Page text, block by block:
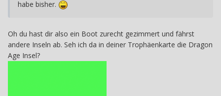
habe bisher.
Oh du hast dir also ein Boot zurecht gezimmert und fährst
andere Inseln ab. Seh ich da in deiner Trophäenkarte die Dragon
Age Insel?